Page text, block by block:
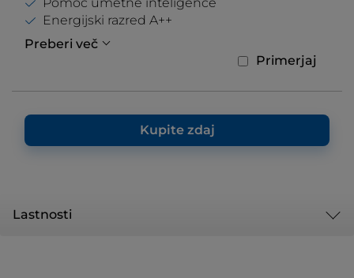
Energijski razred A++
Preberi več
Primerjaj
Kupite zdaj
Lastnosti